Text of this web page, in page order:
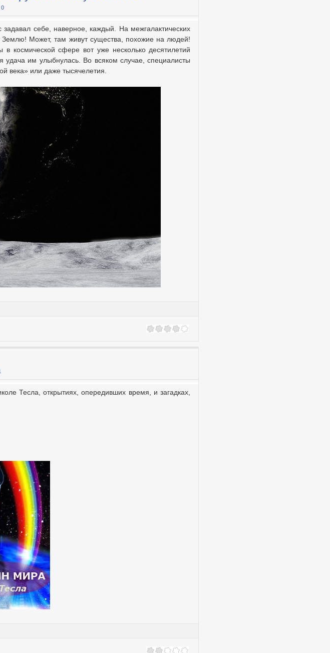
0
себе, наверное, каждый. На межгалактических
Может, там живут существа, похожие на людей!
космической сфере вот уже несколько десятилетий
им улыбнулась. Во всяком случае, специалисты
века» или даже тысячелетия.
Тесла, открытиях, опередивших время, и загадках,